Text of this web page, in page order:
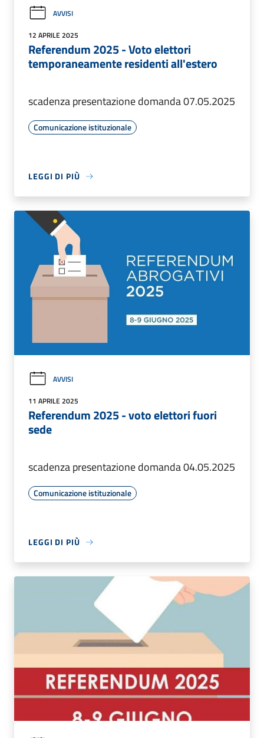
AVVISI
12 APRILE 2025
Referendum 2025 - Voto elettori
temporaneamente residenti all'estero
scadenza presentazione domanda 07.05.2025
Comunicazione istituzionale
LEGGI DI PIÙ
AVVISI
11 APRILE 2025
Referendum 2025 - voto elettori fuori
sede
scadenza presentazione domanda 04.05.2025
Comunicazione istituzionale
LEGGI DI PIÙ